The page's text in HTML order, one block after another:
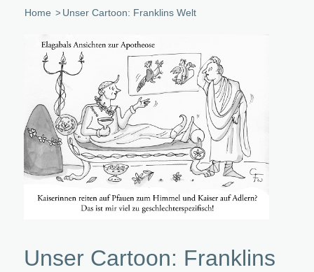
Home /Unser Cartoon: Franklins Welt
Unser Cartoon: Franklins